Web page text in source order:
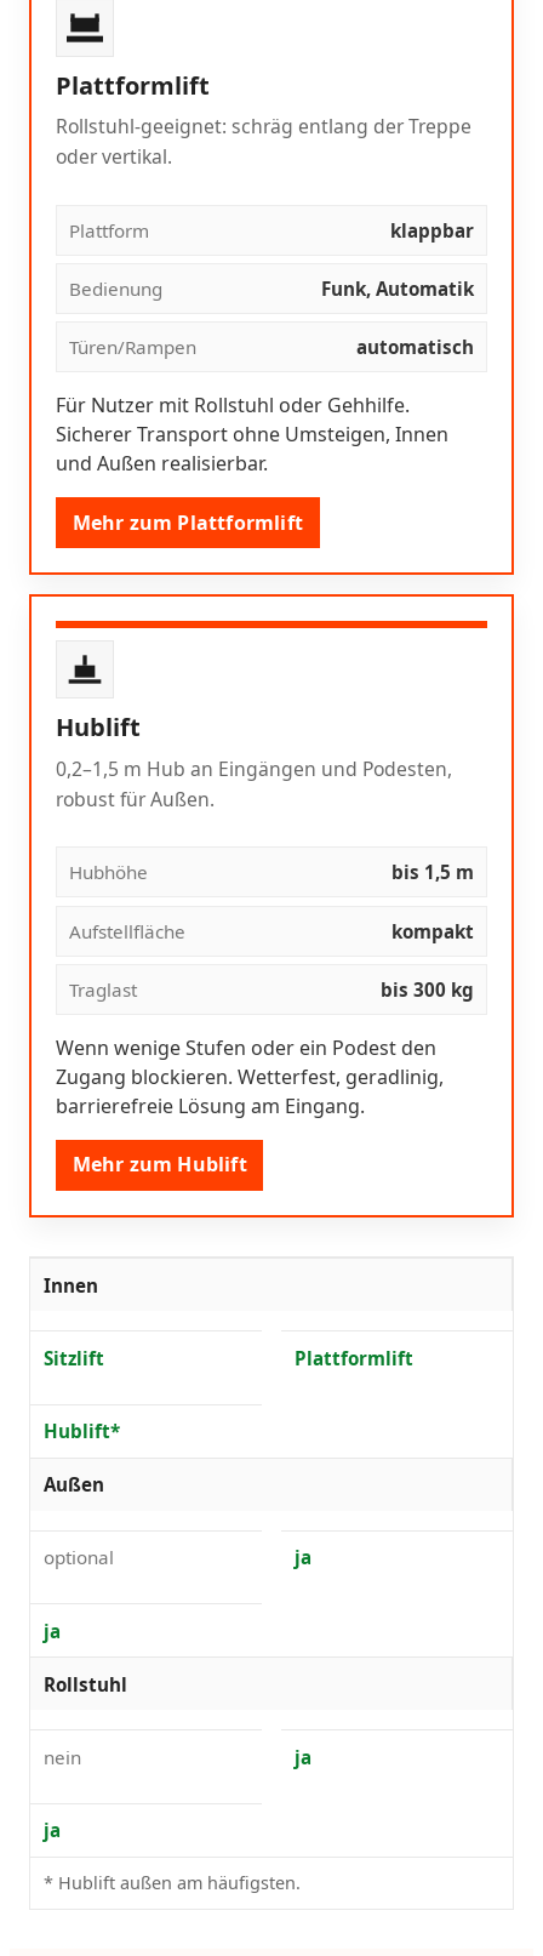
Plattformlift
Rollstuhl-geeignet: schräg entlang der Treppe
oder vertikal.
Plattform klappbar
Bedienung Funk, Automatik
Türen/Rampen automatisch
Für Nutzer mit Rollstuhl oder Gehhilfe.
Sicherer Transport ohne Umsteigen, Innen
und Außen realisierbar.
Mehr zum Plattformlift
Hublift
0,2–1,5 m Hub an Eingängen und Podesten,
robust für Außen.
Hubhöhe bis 1,5 m
Aufstellfläche kompakt
Traglast bis 300 kg
Wenn wenige Stufen oder ein Podest den
Zugang blockieren. Wetterfest, geradlinig,
barrierefreie Lösung am Eingang.
Mehr zum Hublift
Innen
Sitzlift Plattformlift
Hublift*
Außen
optional ja
ja
Rollstuhl
nein ja
ja
* Hublift außen am häufigsten.